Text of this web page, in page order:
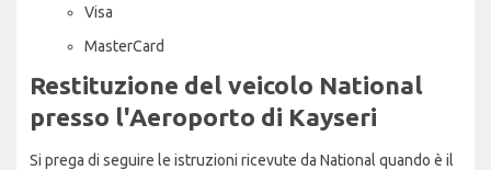
Visa
MasterCard
Restituzione del veicolo National
presso l'Aeroporto di Kayseri
Si prega di seguire le istruzioni ricevute da National quando è il